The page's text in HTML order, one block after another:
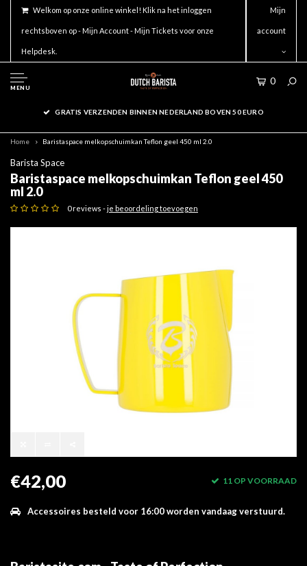
Welkom op onze online winkel! Klik na het inloggen
rechtsboven op - Mijn Account - Mijn Tickets voor onze
Helpdesk.
Mijn
account
MENU
0
GRATIS VERZENDEN BINNEN NEDERLAND BOVEN 50 EURO
Home Baristaspace melkopschuimkan Teflon geel 450 ml 2.0
Barista Space
Baristaspace melkopschuimkan Teflon geel 450
ml 2.0
0 reviews -je beoordeling toevoegen
€42,00 11 OP VOORRAAD
Accessoires besteld voor 16:00 worden vandaag verstuurd.